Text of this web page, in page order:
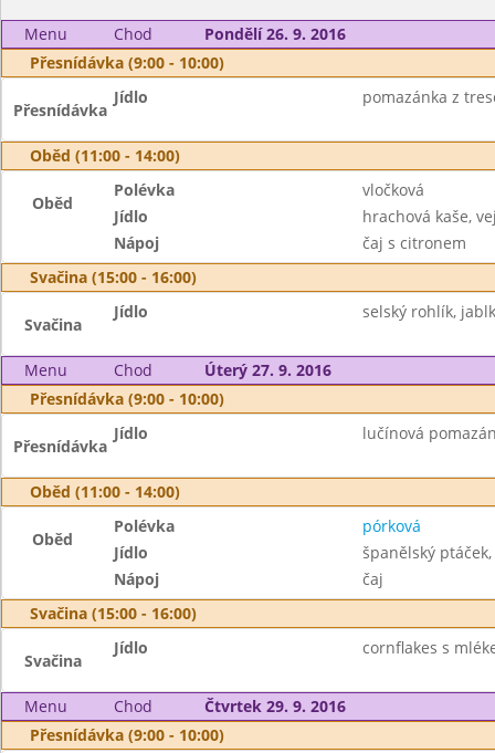
Menu Chod
Pondělí 26. 9. 2016
Přesnídávka (9:00 - 10:00)
Přesnídávka
Jídlo pomazánka z
Oběd (11:00 - 14:00)
Oběd
Polévka
vločková
Jídlo
hrachová kaše,
Nápoj
čaj s citronem
Svačina (15:00 - 16:00)
Svačina
Jídlo selský rohlík,
Menu Chod
Úterý 27. 9. 2016
Přesnídávka (9:00 - 10:00)
Přesnídávka
Jídlo lučínová
Oběd (11:00 - 14:00)
Oběd
Polévka
pórková
Jídlo
španělský
Nápoj
čaj
Svačina (15:00 - 16:00)
Svačina
Jídlo cornflakes s
Menu Chod
Čtvrtek 29. 9. 2016
Přesnídávka (9:00 - 10:00)